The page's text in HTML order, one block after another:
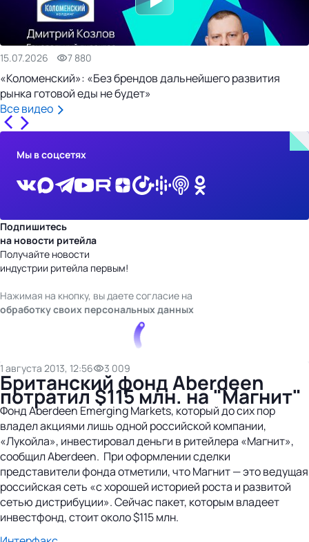
15.07.2026 7 880
«Коломенский»: «Без брендов дальнейшего развития
рынка готовой еды не будет»
Все видео
Мы в соцсетях
Подпишитесь
на новости ритейла
Получайте новости
индустрии ритейла первым!
Нажимая на кнопку, вы даете согласие на
обработку своих персональных данных
1 августа 2013, 12:56 3 009
Британский фонд Aberdeen
потратил $115 млн. на "Магнит"
Фонд Aberdeen Emerging Markets, который до сих пор
владел акциями лишь одной российской компании,
«Лукойла», инвестировал деньги в ритейлера «Магнит»,
сообщил Aberdeen. При оформлении сделки
представители фонда отметили, что Магнит — это ведущая
российская сеть «с хорошей историей роста и развитой
сетью дистрибуции». Сейчас пакет, которым владеет
инвестфонд, стоит около $115 млн.